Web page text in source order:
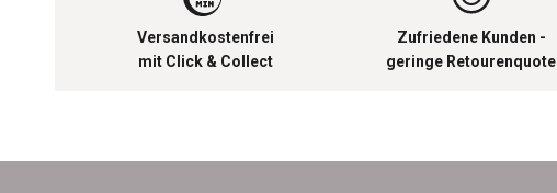
Versandkostenfrei
mit Click & Collect
Zufriedene Kunden -
geringe Retourenquote